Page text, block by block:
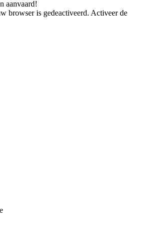
aanvaard!
browser is gedeactiveerd. Activeer de